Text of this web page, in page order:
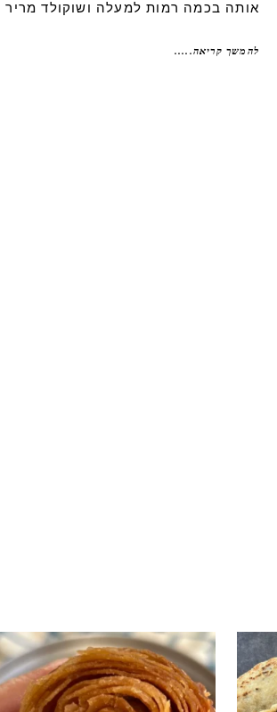
אותה בכמה רמות למעלה ושוקולד מריר
להמשך קריאה.....
שישלהכין - חיתוכיות ריבה
גם אם אתם צמים מחר